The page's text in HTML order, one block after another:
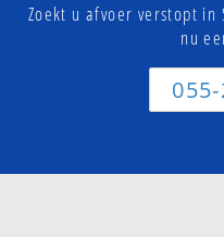
Zoekt u afvoer verstopt in
nu